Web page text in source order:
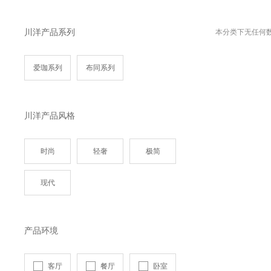
川洋产品系列
爱珈系列 布同系列
川洋产品风格
时尚 轻奢 极简
现代
产品环境
客厅 餐厅 卧室
本分类下无任何